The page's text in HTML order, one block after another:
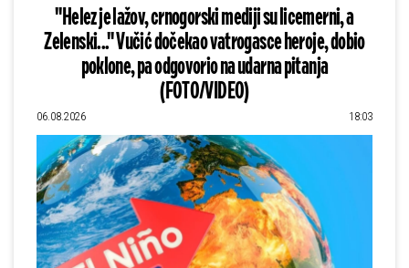
"Helez je lažov, crnogorski mediji su licemerni, a
Zelenski..." Vučić dočekao vatrogasce heroje, dobio
poklone, pa odgovorio na udarna pitanja
(FOTO/VIDEO)
06.08.2026 18:03